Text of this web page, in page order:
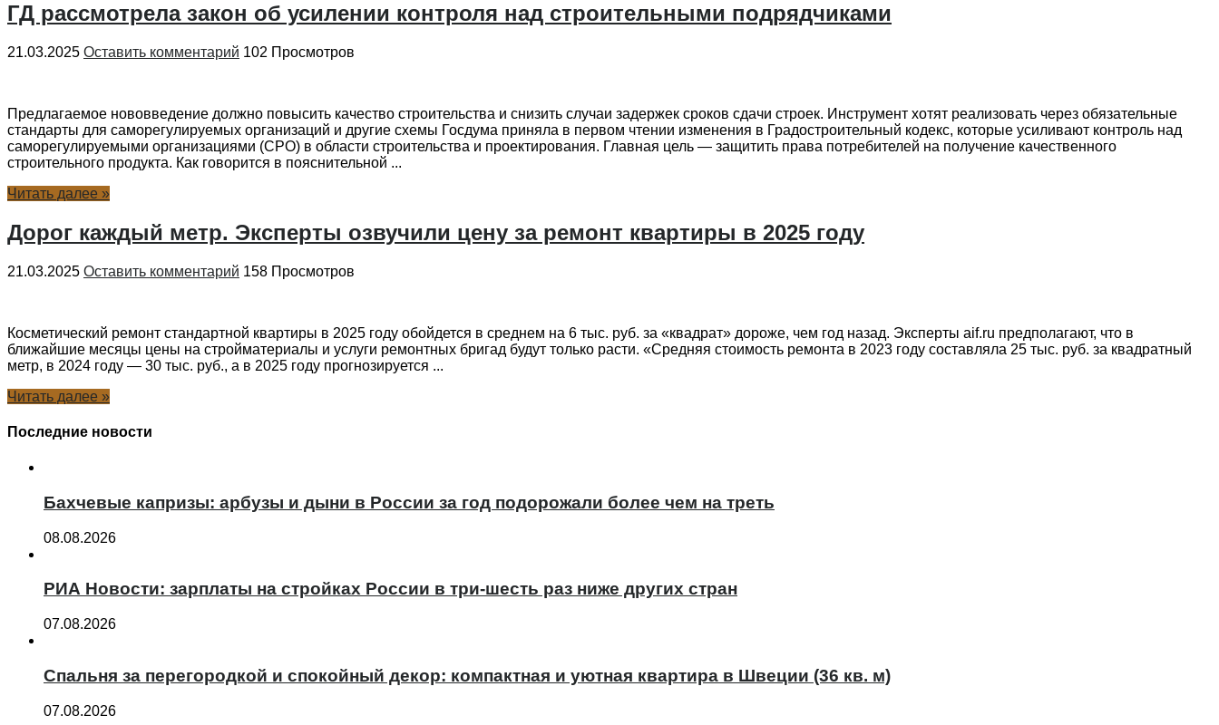
ГД рассмотрела закон об усилении контроля над строительными подрядчиками
21.03.2025 Оставить комментарий 102 Просмотров
Предлагаемое нововведение должно повысить качество строительства и снизить случаи задержек сроков сдачи строек. Инструмент хотят реализовать через обязательные
стандарты для саморегулируемых организаций и другие схемы Госдума приняла в первом чтении изменения в Градостроительный кодекс, которые усиливают контроль над
саморегулируемыми организациями (СРО) в области строительства и проектирования. Главная цель — защитить права потребителей на получение качественного
строительного продукта. Как говорится в пояснительной ...
Читать далее »
Дорог каждый метр. Эксперты озвучили цену за ремонт квартиры в 2025 году
21.03.2025 Оставить комментарий 158 Просмотров
Косметический ремонт стандартной квартиры в 2025 году обойдется в среднем на 6 тыс. руб. за «квадрат» дороже, чем год назад. Эксперты aif.ru предполагают, что в
ближайшие месяцы цены на стройматериалы и услуги ремонтных бригад будут только расти. «Средняя стоимость ремонта в 2023 году составляла 25 тыс. руб. за квадратный
метр, в 2024 году — 30 тыс. руб., а в 2025 году прогнозируется ...
Читать далее »
Последние новости
Бахчевые капризы: арбузы и дыни в России за год подорожали более чем на треть
08.08.2026
РИА Новости: зарплаты на стройках России в три-шесть раз ниже других стран
07.08.2026
Спальня за перегородкой и спокойный декор: компактная и уютная квартира в Швеции (36 кв. м)
07.08.2026